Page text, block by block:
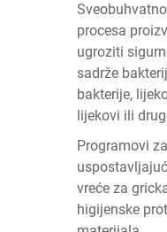
procesa
ugroziti
sadrže
bakterije,
lijekovi ili
Programovi
vreće za
higijenske